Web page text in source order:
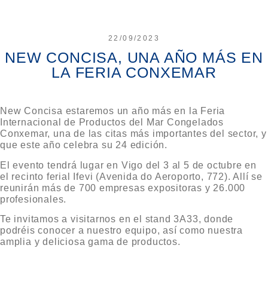
22/09/2023
NEW CONCISA, UNA AÑO MÁS EN
LA FERIA CONXEMAR
New Concisa estaremos un año más en la Feria
Internacional de Productos del Mar Congelados
Conxemar, una de las citas más importantes del sector, y
que este año celebra su 24 edición.
El evento tendrá lugar en Vigo del 3 al 5 de octubre en
el recinto ferial Ifevi (Avenida do Aeroporto, 772). Allí se
reunirán más de 700 empresas expositoras y 26.000
profesionales.
Te invitamos a visitarnos en el stand 3A33, donde
podréis conocer a nuestro equipo, así como nuestra
amplia y deliciosa gama de productos.